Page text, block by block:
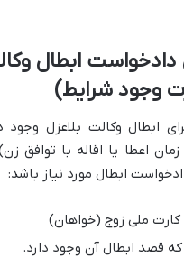
دادخواست ابطال
وجود شرایط)
ابطال وکالت بلاعزل وجود
اعطا یا اقاله با توافق
ابطال مورد نیاز باشد:
ملی زوج (خواهان)
که قصد ابطال آن وجود دارد.